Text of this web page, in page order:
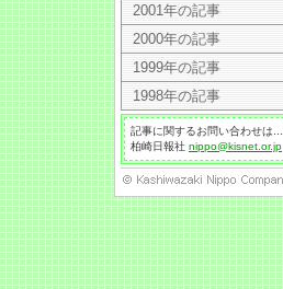
2001年の記事
2000年の記事
1999年の記事
1998年の記事
記事に関するお問い合わせは...
柏崎日報社 nippo@kisnet.or.jp